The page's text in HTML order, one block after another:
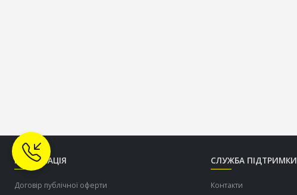
ІНФОРМАЦІЯ
Договір публічної оферти
СЛУЖБА ПІДТРИМКИ
Контакти